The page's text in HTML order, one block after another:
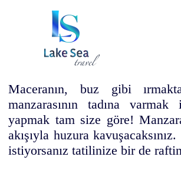
Maceranın, buz gibi
manzarasının tadına
yapmak tam size göre!
akışıyla huzura
istiyorsanız tatilinize bir de